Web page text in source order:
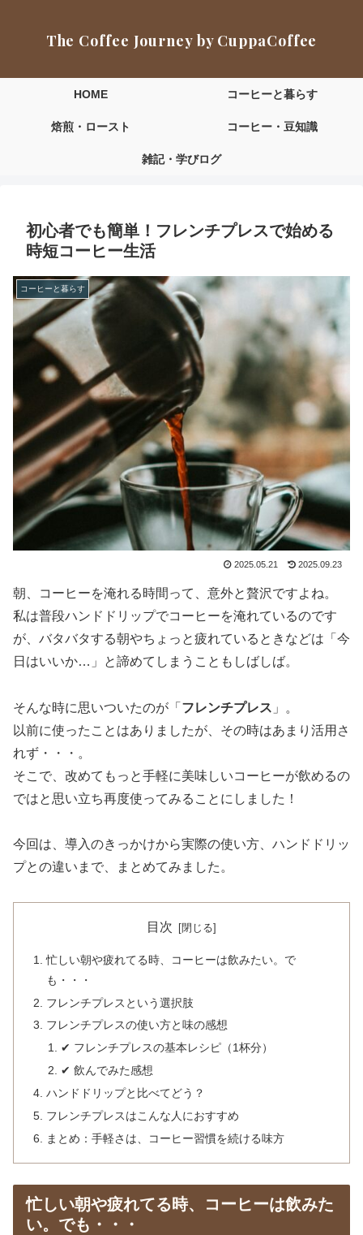
The Coffee Journey by CuppaCoffee
HOME コーヒーと暮らす
焙煎・ロースト コーヒー・豆知識
雑記・学びログ
初心者でも簡単！フレンチプレスで始める
時短コーヒー生活
コーヒーと暮らす
2025.05.21 2025.09.23
朝、コーヒーを淹れる時間って、意外と贅沢ですよね。
私は普段ハンドドリップでコーヒーを淹れているのです
が、バタバタする朝やちょっと疲れているときなどは「今
日はいいか…」と諦めてしまうこともしばしば。
そんな時に思いついたのが「 フレンチプレス 」。
以前に使ったことはありましたが、その時はあまり活用さ
れず・・・。
そこで、改めてもっと手軽に美味しいコーヒーが飲めるの
ではと思い立ち再度使ってみることにしました！
今回は、導入のきっかけから実際の使い方、ハンドドリッ
プとの違いまで、まとめてみました。
目次
忙しい朝や疲れてる時、コーヒーは飲みたい。で
も・・・
フレンチプレスという選択肢
フレンチプレスの使い方と味の感想
✔ フレンチプレスの基本レシピ（1杯分）
✔ 飲んでみた感想
ハンドドリップと比べてどう？
フレンチプレスはこんな人におすすめ
まとめ：手軽さは、コーヒー習慣を続ける味方
忙しい朝や疲れてる時、コーヒーは飲みた
い。でも・・・